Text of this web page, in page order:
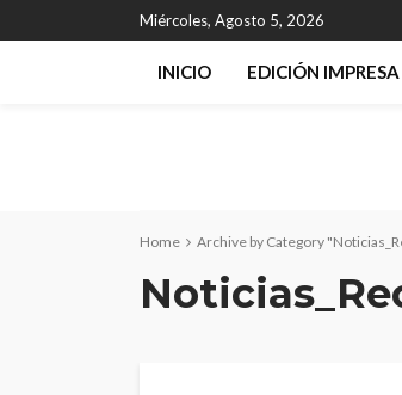
Miércoles, Agosto 5, 2026
INICIO EDICIÓN IMPRESA
Home Archive by Category